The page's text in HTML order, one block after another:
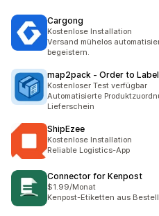
Cargong
Kostenlose Installation
Versand mühelos
begeistern.
map2pack ‑ Order to Label
Kostenloser Test verfügbar
Automatisierte
Lieferschein
ShipEzee
Kostenlose Installation
Reliable Logistics-App
Connector for Kenpost
$1.99/Monat
Kenpost-Etiketten aus